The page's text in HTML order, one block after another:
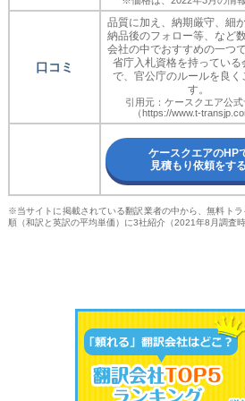
口コミ
品質に加え、納期厳守、細
納品後のフォロー等、など
会社の中でおすすめの一つ
省庁入札資格を持っている
で、官公庁のルールを良く
す。
引用元：ケースクエア公式
（https://www.t-
ケースクエアのHP
見積もり依頼をする
※当サイトに掲載されている翻訳業者の中から、無料ト
順（和訳と英訳の平均単価）に3社紹介（2021年8月調査時